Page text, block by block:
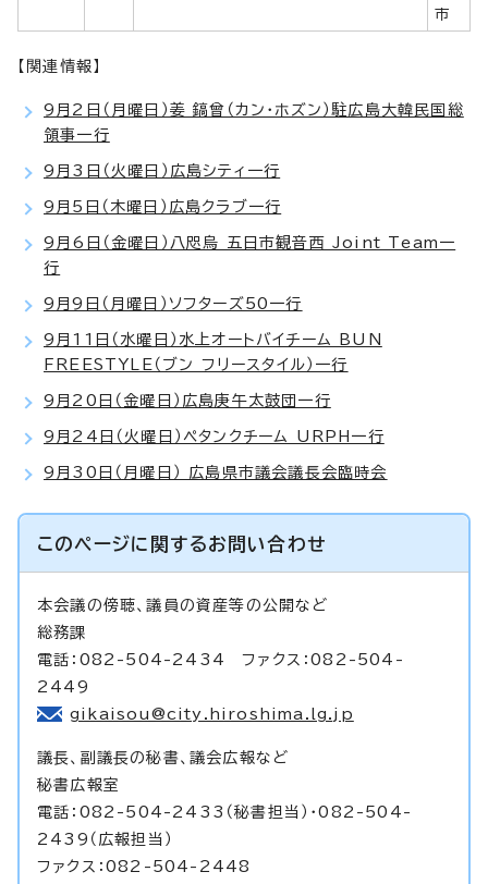
市
【関連情報】
9月2日（月曜日）姜 鎬曾（カン・ホズン）駐広島大韓民国総
領事一行
9月3日（火曜日）広島シティ一行
9月5日（木曜日）広島クラブ一行
9月6日（金曜日）八咫烏 五日市観音西 Joint Team一
行
9月9日（月曜日）ソフターズ50一行
9月11日（水曜日）水上オートバイチーム BUN
FREESTYLE（ブン フリースタイル）一行
9月20日（金曜日）広島庚午太鼓団一行
9月24日（火曜日）ペタンクチーム URPH一行
9月30日（月曜日） 広島県市議会議長会臨時会
このページに関するお問い合わせ
本会議の傍聴、議員の資産等の公開など
総務課
電話：082-504-2434 ファクス：082-504-
2449
gikaisou@city.hiroshima.lg.jp
議長、副議長の秘書、議会広報など
秘書広報室
電話：082-504-2433（秘書担当）・082-504-
2439（広報担当）
ファクス：082-504-2448